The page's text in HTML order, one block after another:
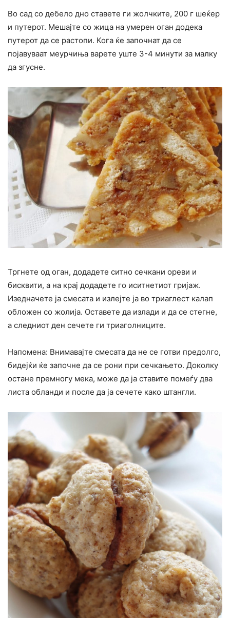
Во сад со дебело дно ставете ги жолчките, 200 г шеќер
и путерот. Мешајте со жица на умерен оган додека
путерот да се растопи. Кога ќе започнат да се
појавуваат меурчиња варете уште 3-4 минути за малку
да згусне.
Тргнете од оган, додадете ситно сечкани ореви и
бисквити, а на крај додадете го иситнетиот гријаж.
Изедначете ја смесата и излејте ја во триаглест калап
обложен со жолија. Оставете да излади и да се стегне,
а следниот ден сечете ги триаголниците.
Напомена: Внимавајте смесата да не се готви предолго,
бидејќи ќе започне да се рони при сечкањето. Доколку
остане премногу мека, може да ја ставите помеѓу два
листа обланди и после да ја сечете како штангли.